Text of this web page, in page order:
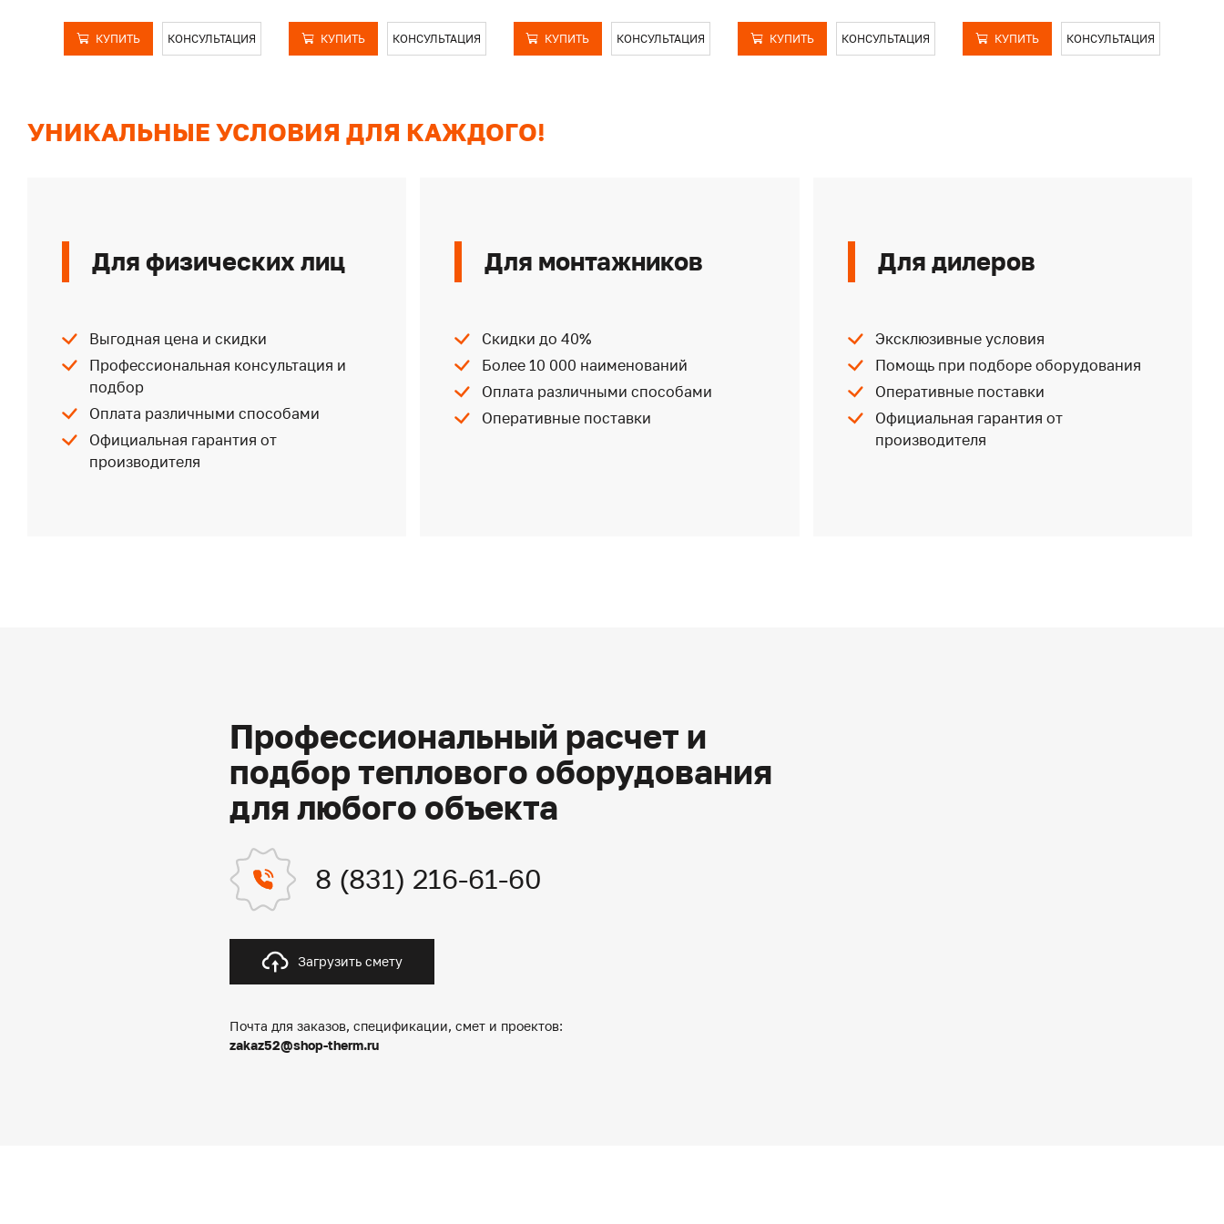
КУПИТЬ КОНСУЛЬТАЦИЯ КУПИТЬ КОНСУЛЬТАЦИЯ КУПИТЬ КОНСУЛЬТАЦИЯ КУПИТЬ КОНСУЛЬТАЦИЯ КУПИТЬ КОНСУЛЬТАЦИЯ
УНИКАЛЬНЫЕ УСЛОВИЯ ДЛЯ КАЖДОГО!
Для физических лиц
Выгодная цена и скидки
Профессиональная консультация и
подбор
Оплата различными способами
Официальная гарантия от
производителя
Для монтажников
Скидки до 40%
Более 10 000 наименований
Оплата различными способами
Оперативные поставки
Для дилеров
Эксклюзивные условия
Помощь при подборе оборудования
Оперативные поставки
Официальная гарантия от
производителя
Профессиональный расчет и
подбор теплового оборудования
для любого объекта
8 (831) 216-61-60
Загрузить смету
Почта для заказов, спецификации, смет и проектов:
zakaz52@shop-therm.ru